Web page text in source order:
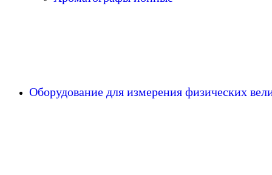
Оборудование для измерения физических